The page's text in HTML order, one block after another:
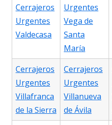
Cerrajeros
Urgentes
Valdecasa
Urgentes
Vega de
Santa
María
Cerrajeros
Urgentes
Villafranca
de la Sierra
Cerrajeros
Urgentes
Villanueva
de Ávila